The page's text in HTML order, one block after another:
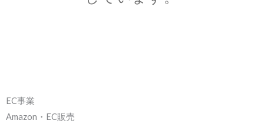
EC事業
Amazon・EC販売